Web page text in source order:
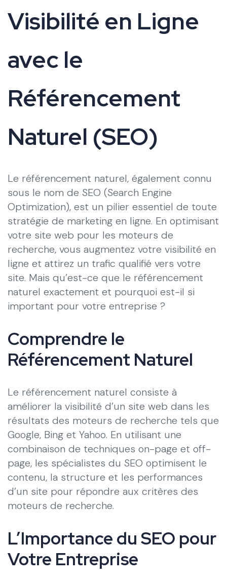
Visibilité en Ligne
avec le
Référencement
Naturel (SEO)
Le référencement naturel, également connu
sous le nom de SEO (Search Engine
Optimization), est un pilier essentiel de toute
stratégie de marketing en ligne. En optimisant
votre site web pour les moteurs de
recherche, vous augmentez votre visibilité en
ligne et attirez un trafic qualifié vers votre
site. Mais qu’est-ce que le référencement
naturel exactement et pourquoi est-il si
important pour votre entreprise ?
Comprendre le
Référencement Naturel
Le référencement naturel consiste à
améliorer la visibilité d’un site web dans les
résultats des moteurs de recherche tels que
Google, Bing et Yahoo. En utilisant une
combinaison de techniques on-page et off-
page, les spécialistes du SEO optimisent le
contenu, la structure et les performances
d’un site pour répondre aux critères des
moteurs de recherche.
L’Importance du SEO pour
Votre Entreprise